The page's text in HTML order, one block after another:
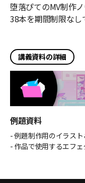
堕落ぴてのMV制作
38本を期間制限なし
講義資料の詳細
例題資料
- 例題制作用のイラス
- 作品で使用するエフ